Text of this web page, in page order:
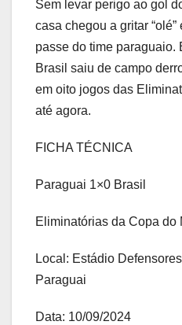
Sem levar perigo ao gol
casa chegou a gritar
passe do time paraguaio.
Brasil saiu de campo
em oito jogos das
até agora.
FICHA TÉCNICA
Paraguai 1×0 Brasil
Eliminatórias da Copa do
Local: Estádio
Paraguai
Data: 10/09/2024